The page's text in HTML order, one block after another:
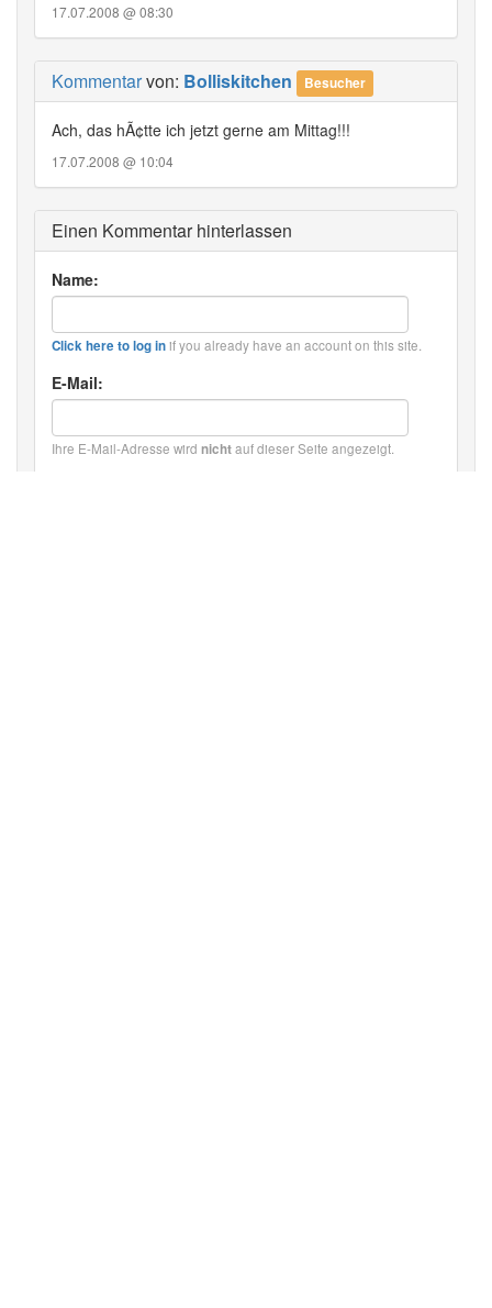
17.07.2008 @ 08:30
Kommentarvon: Bolliskitchen Besucher
Ach, das hÃ¢tte ich jetzt gerne am Mittag!!!
17.07.2008 @ 10:04
Einen Kommentar hinterlassen
Name:
Click here to log inif you already have an account on this site.
E-Mail:
Ihre E-Mail-Adresse wird nichtauf dieser Seite angezeigt.